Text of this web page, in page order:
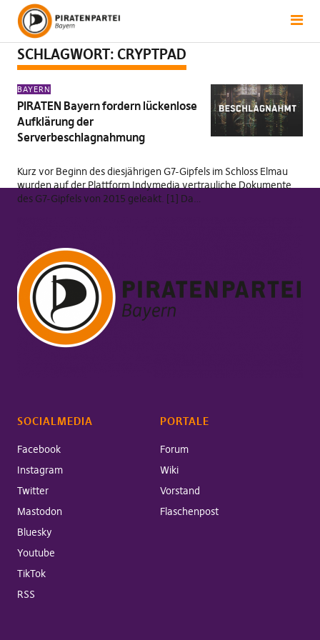
SCHLAGWORT: CRYPTPAD
BAYERN
PIRATEN Bayern fordern lückenlose
Aufklärung der
Serverbeschlagnahmung
Kurz vor Beginn des diesjährigen G7-Gipfels im Schloss Elmau
wurden auf der Plattform Indymedia vertrauliche Dokumente
des G7-Gipfels von 2015 geleakt. [1] Da…
SOCIALMEDIA
Facebook
Instagram
Twitter
Mastodon
Bluesky
Youtube
TikTok
RSS
PORTALE
Forum
Wiki
Vorstand
Flaschenpost